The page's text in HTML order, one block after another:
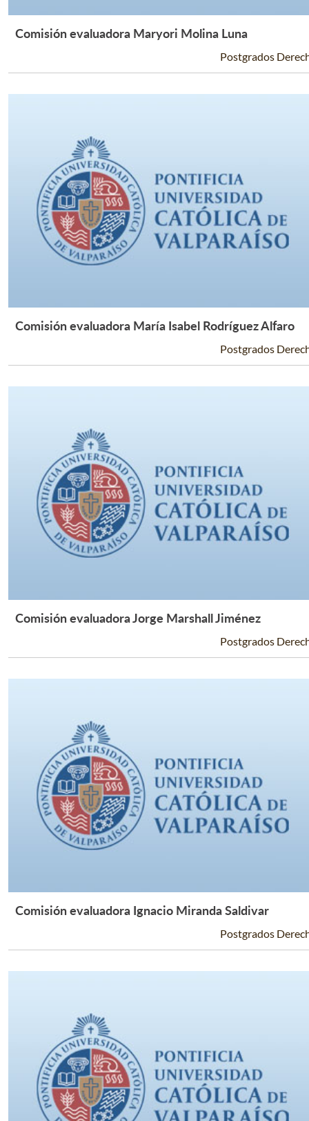
Leer Más +
Comisión evaluadora Maryori Molina Luna
Postgrados
Leer Más +
Comisión evaluadora María Isabel Rodríguez Alfaro
Postgrados
Leer Más +
Comisión evaluadora Jorge Marshall Jiménez
Postgrados
Leer Más +
Comisión evaluadora Ignacio Miranda Saldivar
Postgrados